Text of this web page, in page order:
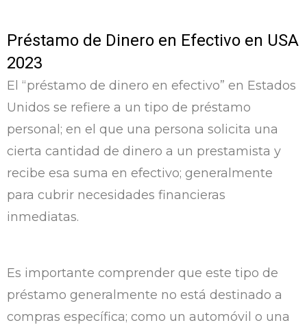
Préstamo de Dinero en Efectivo en USA
2023
El “préstamo de dinero en efectivo” en Estados
Unidos se refiere a un tipo de préstamo
personal; en el que una persona solicita una
cierta cantidad de dinero a un prestamista y
recibe esa suma en efectivo; generalmente
para cubrir necesidades financieras
inmediatas.
Es importante comprender que este tipo de
préstamo generalmente no está destinado a
compras específica; como un automóvil o una